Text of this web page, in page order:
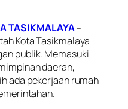
TASIKMALAYA–
Kota Tasikmalaya
publik. Memasuki
daerah,
ada pekerjaan rumah